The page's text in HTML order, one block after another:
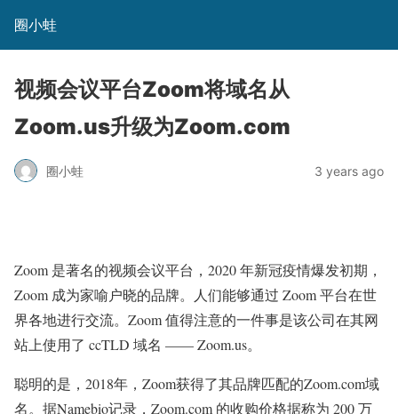
圈小蛙
视频会议平台Zoom将域名从
Zoom.us升级为Zoom.com
圈小蛙 3 years ago
Zoom 是著名的视频会议平台，2020 年新冠疫情爆发初期，
Zoom 成为家喻户晓的品牌。人们能够通过 Zoom 平台在世
界各地进行交流。Zoom 值得注意的一件事是该公司在其网
站上使用了 ccTLD 域名 —— Zoom.us。
聪明的是，2018年，Zoom获得了其品牌匹配的Zoom.com域
名。据Namebio记录，Zoom.com 的收购价格据称为 200 万